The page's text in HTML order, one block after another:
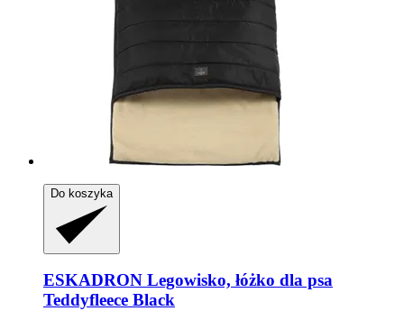
Do koszyka
ESKADRON Legowisko, łóżko dla psa
Teddyfleece Black